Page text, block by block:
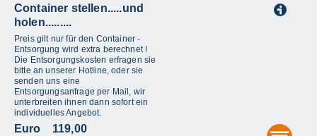
Container stellen.....und
holen.........
Preis gilt nur für den Container -
Entsorgung wird extra berechnet !
Die Entsorgungskosten erfragen sie
bitte an unserer Hotline, oder sie
senden uns eine
Entsorgungsanfrage per Mail, wir
unterbreiten ihnen dann sofort ein
individuelles Angebot.
Euro
119,00